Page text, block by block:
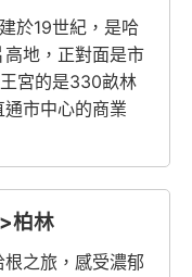
於19世紀，是哈
地，正對面是市
宮的是330畝林
市中心的商業
柏林
之旅，感受濃郁